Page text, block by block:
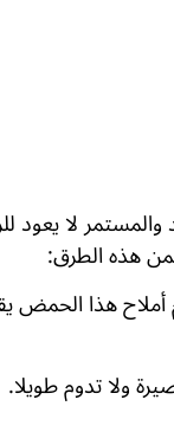
والمستمر لا
هذه الطرق:
هذا الحمض